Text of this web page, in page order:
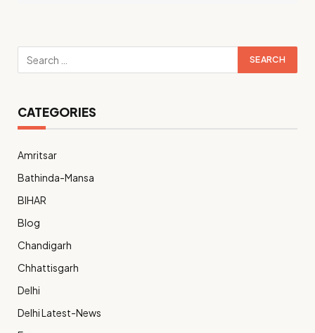
CATEGORIES
Amritsar
Bathinda-Mansa
BIHAR
Blog
Chandigarh
Chhattisgarh
Delhi
Delhi Latest-News